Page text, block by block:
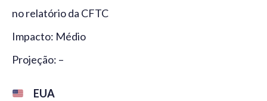
no relatório da CFTC
Impacto: Médio
Projeção: –
EUA